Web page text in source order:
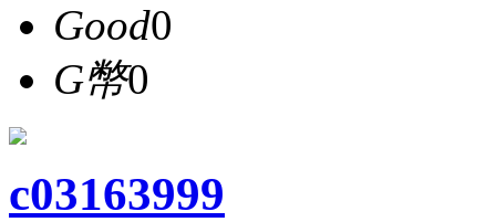
Good0
G幣0
c03163999